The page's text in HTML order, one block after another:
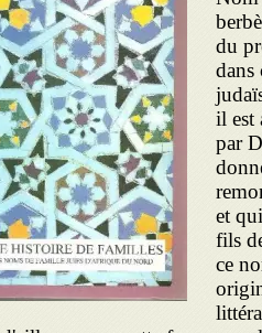
du
dans
il est
par
et
fils
ce